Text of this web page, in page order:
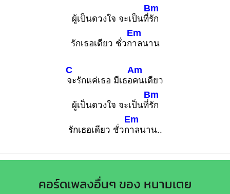
ผู้เป็นดวงใจ จะเป็นที่
Bm
รัก
รักเธอเดียว ชั่วก
Em
าลนาน
C
จะรักแค่เธอ มีเธอ
Am
คนเดียว
ผู้เป็นดวงใจ จะเป็นที่
Bm
รัก
รักเธอเดียว ชั่วก
Em
าลนาน..
คอร์ดเพลงอื่นๆ ของ หนามเตย